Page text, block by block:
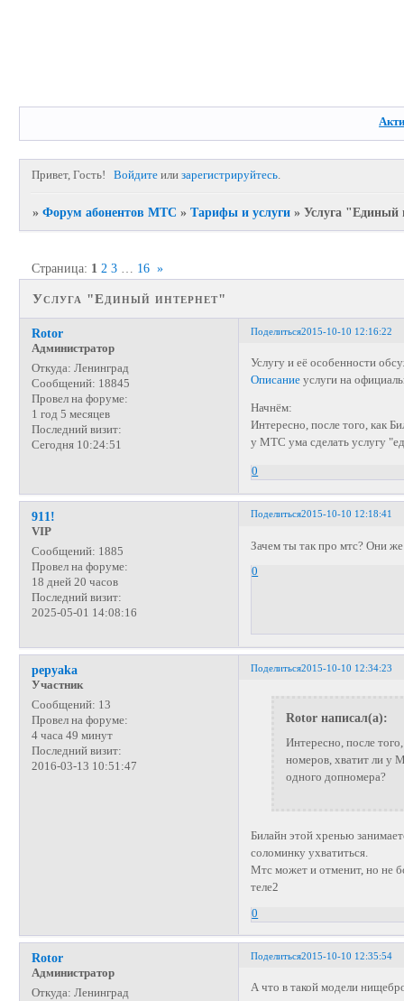
Привет, Гость! Войдите илизарегистрируйтесь.
»Форум абонентов МТС »Тарифы и услуги »Услуга "Единый
Услуга "Единый интернет"
Страница: 1 2 3 16 »
Поделиться2015-10-10 12:16:22
Rotor
Администратор
Откуда: Ленинград
Сообщений: 18845
Провел на форуме:
1 год 5 месяцев
Последний визит:
Сегодня 10:24:51
Услугу и её особенности
Описание услуги на
Начнём:
Интересно, после того, как
у МТС ума сделать услугу
0
Поделиться2015-10-10 12:18:41
911!
VIP
Сообщений: 1885
Провел на форуме:
18 дней 20 часов
Последний визит:
2025-05-01 14:08:16
Зачем ты так про мтс? Они
0
Поделиться2015-10-10 12:34:23
pepyaka
Участник
Сообщений: 13
Провел на форуме:
4 часа 49 минут
Последний визит:
2016-03-13 10:51:47
Rotor написал(а):
Интересно, после
номеров, хватит ли у
одного допномера?
Билайн этой хренью
соломинку ухватиться.
Мтс может и отменит, но не
теле2
0
Поделиться2015-10-10 12:35:54
Rotor
Администратор
Откуда: Ленинград
А что в такой модели